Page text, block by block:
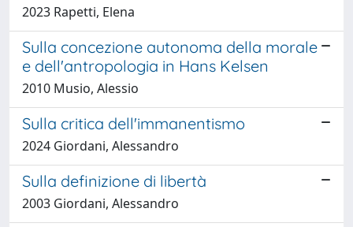
2023 Rapetti, Elena
Sulla concezione autonoma della morale
e dell'antropologia in Hans Kelsen
2010 Musio, Alessio
Sulla critica dell'immanentismo
2024 Giordani, Alessandro
Sulla definizione di libertà
2003 Giordani, Alessandro